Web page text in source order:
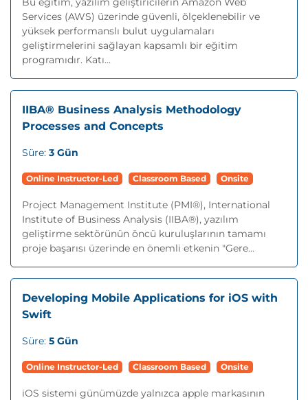
Services (AWS) üzerinde güvenli, ölçeklenebilir ve
yüksek performanslı bulut uygulamaları
geliştirmelerini sağlayan kapsamlı bir eğitim
programıdır. Katı...
IIBA® Business Analysis Methodology
Processes and Concepts
Süre: 3 Gün
Online Instructor-Led Classroom Based Onsite
Project Management Institute (PMI®), International
Institute of Business Analysis (IIBA®), yazılım
geliştirme sektörünün öncü kuruluşlarının tamamı
proje başarısı üzerinde en önemli etkenin "Gere...
Developing Mobile Applications for iOS with
Swift
Süre: 5 Gün
Online Instructor-Led Classroom Based Onsite
iOS sistemi günümüzde yalnızca apple markasının